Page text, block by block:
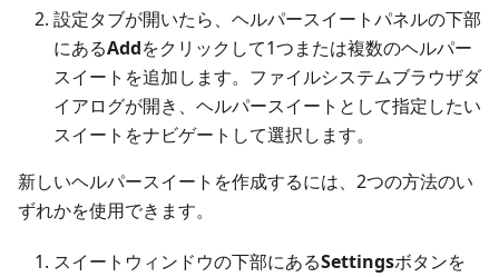
設定タブが開いたら、ヘルパースイートパネルの下部
にあるAddをクリックして1つまたは複数のヘルパー
スイートを追加します。ファイルシステムブラウザダ
イアログが開き、ヘルパースイートとして指定したい
スイートをナビゲートして選択します。
新しいヘルパースイートを作成するには、2つの方法のい
ずれかを使用できます。
スイートウィンドウの下部にあるSettingsボタンを